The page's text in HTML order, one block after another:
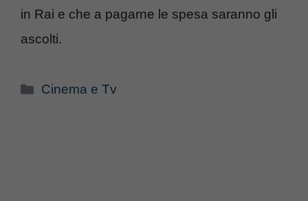
in Rai e che a pagarne le spesa saranno gli
ascolti.
Categorie
Cinema e Tv